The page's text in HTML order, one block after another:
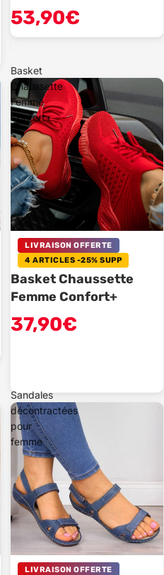
53,90€
Basket
Chaussette
Femme
Confort+
LIVRAISON OFFERTE
4 ARTICLES -25% SUPP
Basket Chaussette
Femme Confort+
37,90€
Sandales
décontractées
pour
femme
LIVRAISON OFFERTE